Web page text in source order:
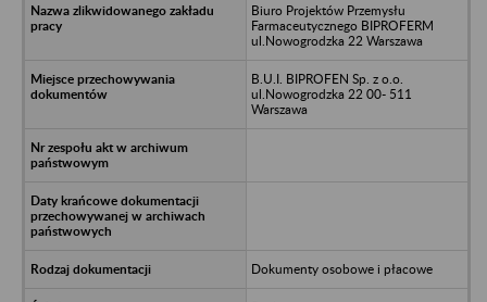
Biuro Projektów Przemysłu
Farmaceutycznego BIPROFERM
ul.Nowogrodzka 22 Warszawa
B.U.I. BIPROFEN Sp. z o.o.
ul.Nowogrodzka 22 00- 511
Warszawa
Dokumenty osobowe i płacowe